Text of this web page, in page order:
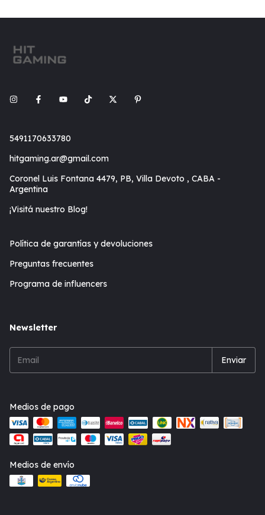
5491170633780
hitgaming.ar@gmail.com
Coronel Luis Fontana 4479, PB, Villa Devoto , CABA -
Argentina
¡Visitá nuestro Blog!
Política de garantías y devoluciones
Preguntas frecuentes
Programa de influencers
Newsletter
Medios de pago
Medios de envío